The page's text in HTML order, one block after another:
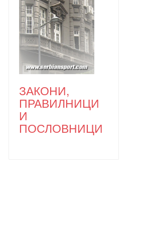
ЗАКОНИ,
ПРАВИЛНИЦИ
И
ПОСЛОВНИЦИ